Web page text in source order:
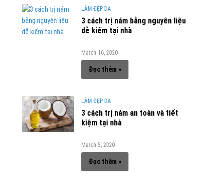
LÀM ĐẸP DA
3 cách trị nám bằng nguyên liệu
dễ kiếm tại nhà
March 16, 2020
Đọc thêm »
LÀM ĐẸP DA
3 cách trị nám an toàn và tiết
kiệm tại nhà
March 5, 2020
Đọc thêm »